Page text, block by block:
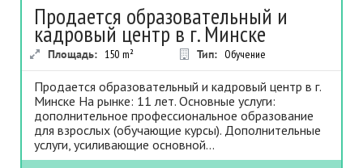
Продается образовательный и
кадровый центр в г. Минске
Площадь: 150 m² Тип: Обучение
Продается образовательный и кадровый центр в г.
Минске На рынке: 11 лет. Основные услуги:
дополнительное профессиональное образование
для взрослых (обучающие курсы). Дополнительные
услуги, усиливающие основной...